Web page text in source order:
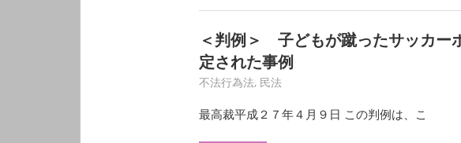
＜判例＞ 子どもが蹴ったサッカー
定された事例
3月 13, 2020
HY
不法行為法, 民法
最高裁平成２７年４月９日 この判例は、こ